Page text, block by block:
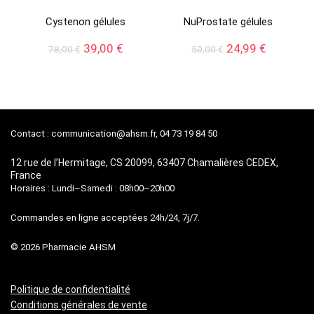
Cystenon gélules
78,00€ Le
39,00 €Le
NuProstate gélules
50,00€ Le
24,99 €Le
Contact : communication@ahsm.fr, 04 73 19 84 50
12 rue de l’Hermitage, CS 20099, 63407 Chamalières CEDEX,
France
Horaires : Lundi–Samedi : 08h00–20h00
Commandes en ligne acceptées 24h/24, 7j/7.
© 2026 Pharmacie AHSM
Politique de confidentialité
Conditions générales de vente